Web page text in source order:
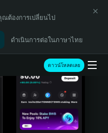
ณต้องการเปลี่ยนไป
ดำเนินการต่อในภาษาไทย
ดาวน์โหลดเลย